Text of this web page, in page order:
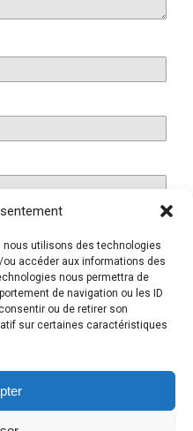
nous utilisons des technologies
accéder aux informations des
nous permettra de
de navigation ou les ID
ou de retirer son
sur certaines caractéristiques
les indésirables.En
données de vos
début